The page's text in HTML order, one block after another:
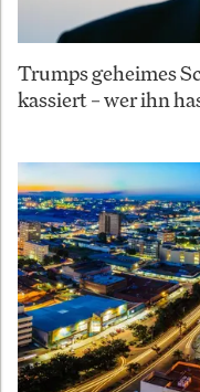
Trumps geheimes
kassiert – wer ihn